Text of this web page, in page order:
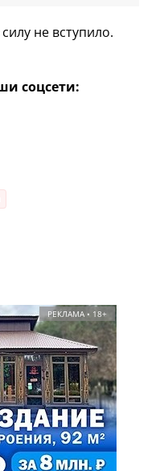
не вступило.
соцсети:
РЕКЛАМА • 18+